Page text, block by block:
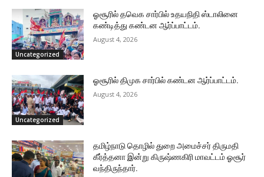
Uncategorized
ஓசூரில் தவெக சார்பில் உதயநிதி ஸ்டாலினை
கண்டித்து கண்டன ஆர்ப்பாட்டம்.
August 4, 2026
Uncategorized
ஓசூரில் திமுக சார்பில் கண்டன ஆர்ப்பாட்டம்.
August 4, 2026
தமிழ்நாடு தொழில் துறை அமைச்சர் திருமதி
கீர்த்தனா இன்று கிருஷ்ணகிரி மாவட்டம் ஓசூர்
வந்திருந்தார்.